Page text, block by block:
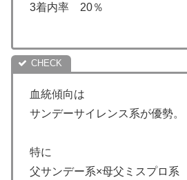
3着内率 20％
血統傾向は
サンデーサイレンス系が優勢。
特に
父サンデー系×母父ミスプロ系